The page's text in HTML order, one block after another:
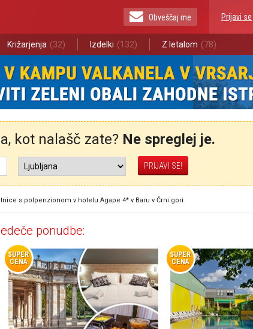
Prijavi se
Obveščaj me
Križarjenja (32) Izdelki (132) Z letalom (78)
kot nalašč zate? Ne spreglej je.
s polpenzionom v hotelu Agape 4* v Baru v Črni gori
ponudbe:
SUPER
CENA
SUPER
CENA